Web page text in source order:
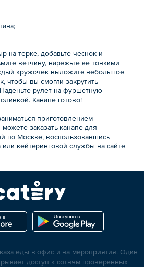
на терке, добавьте чеснок и
ветчину, нарежьте ее тонкими
кружочек выложите небольшое
чтобы вы смогли закрутить
рулет на фуршетную
Канапе готово!
приготовлением
заказать канапе для
по Москве, воспользовавшись
или кейтеринговой службы на сайте
еды в офис и на мероприятия. Один
доступ к сотням проверенных